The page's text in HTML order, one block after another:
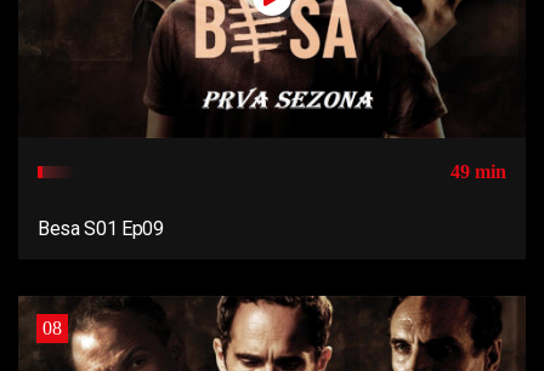
49 min
Besa S01 Ep09
08